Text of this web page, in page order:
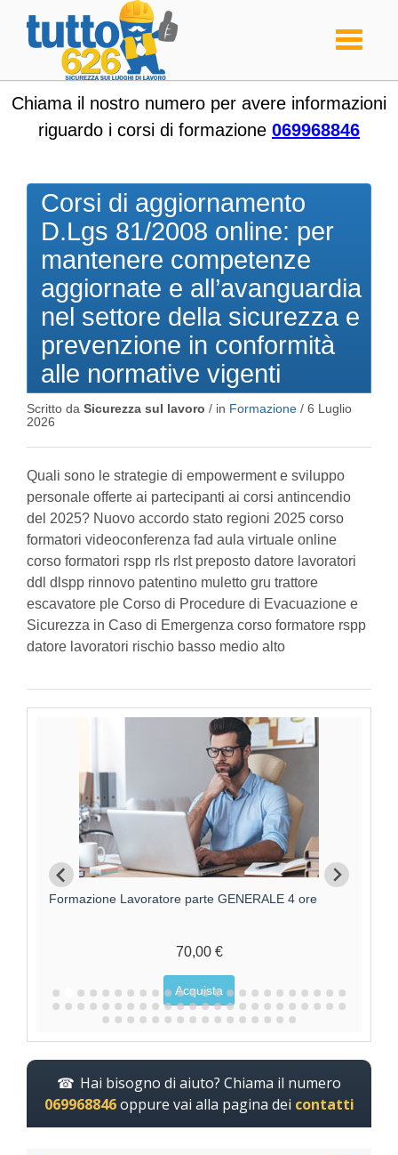
Toggle
Chiama il nostro numero per avere informazioni
riguardo i corsi di formazione 069968846
Corsi di aggiornamento
D.Lgs 81/2008 online: per
mantenere competenze
aggiornate e all’avanguardia
nel settore della sicurezza e
prevenzione in conformità
alle normative vigenti
Scritto da Sicurezza sul lavoro / in Formazione / 6 Luglio
2026
Quali sono le strategie di empowerment e sviluppo
personale offerte ai partecipanti ai corsi antincendio
del 2025? Nuovo accordo stato regioni 2025 corso
formatori videoconferenza fad aula virtuale online
corso formatori rspp rls rlst preposto datore lavoratori
ddl dlspp rinnovo patentino muletto gru trattore
escavatore ple Corso di Procedure di Evacuazione e
Sicurezza in Caso di Emergenza corso formatore rspp
datore lavoratori rischio basso medio alto
Formazione Lavoratore parte GENERALE 4 ore
70,00 €
Acquista
Hai bisogno di aiuto? Chiama il numero
069968846oppure vai alla pagina dei contatti